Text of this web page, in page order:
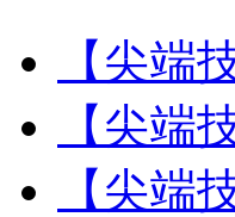
【尖端
【尖端
【尖端